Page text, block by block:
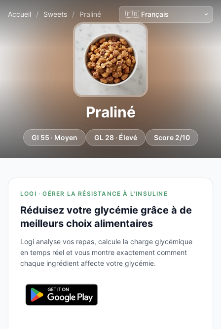
Accueil / Sweets / Praliné
Praliné
GI 55 · Moyen GL 28 · Élevé Score 2/10
LOGI · GÉRER LA RÉSISTANCE À L'INSULINE
Réduisez votre glycémie grâce à de
meilleurs choix alimentaires
Logi analyse vos repas, calcule la charge glycémique
en temps réel et vous montre exactement comment
chaque ingrédient affecte votre glycémie.